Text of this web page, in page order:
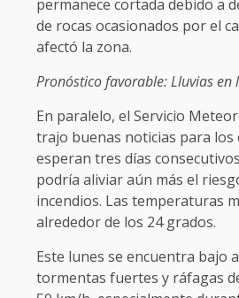
permanece cortada debido a
de rocas ocasionados por el
afectó la zona.
Pronóstico favorable: Lluvias en
En paralelo, el Servicio
trajo buenas noticias para los
esperan tres días
podría aliviar aún más el
incendios. Las temperaturas
alrededor de los 24 grados.
Este lunes se encuentra bajo
tormentas fuertes y ráfagas